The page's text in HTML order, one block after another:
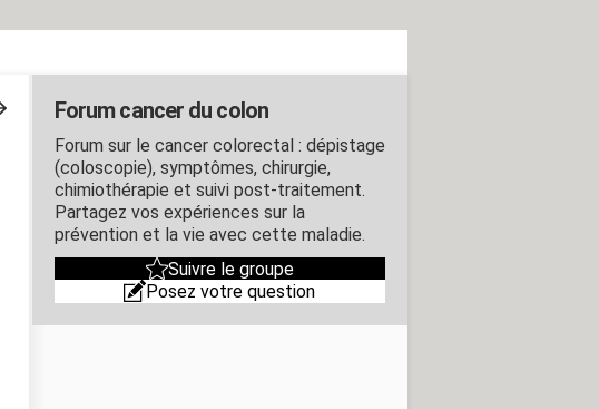
Forum cancer du colon
Forum sur le cancer colorectal : dépistage
(coloscopie), symptômes, chirurgie,
chimiothérapie et suivi post-traitement.
Partagez vos expériences sur la
prévention et la vie avec cette maladie.
Suivre le groupe
Posez votre question